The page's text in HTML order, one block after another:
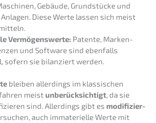
Gebäu­de, Grund­stü­cke und
Diese Werte lassen sich meist
Vermö­gens­wer­te: Paten­te, Marken­
und Software sind ebenfalls
sofern sie bilan­ziert werden.
bleiben aller­dings im klassi­schen
meist unberück­sich­tigt, da sie
sind. Aller­dings gibt es modifi­zier­
auch immate­ri­el­le Werte mit